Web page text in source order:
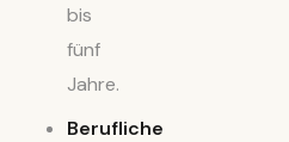
bis
fünf
Jahre.
Berufliche